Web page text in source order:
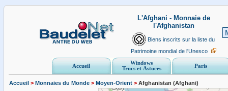
L'Afghani - Monnaie de
l'Afghanistan
Biens inscrits sur la liste du
Patrimoine mondial de l'Unesco
Accueil
Windows
Trucs et Astuces
Paris
Accueil > Monnaies du Monde > Moyen-Orient > Afghanistan (Afghani)